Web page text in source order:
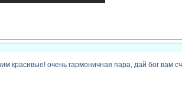
красивые! очень гармоничная пара, дай бог вам